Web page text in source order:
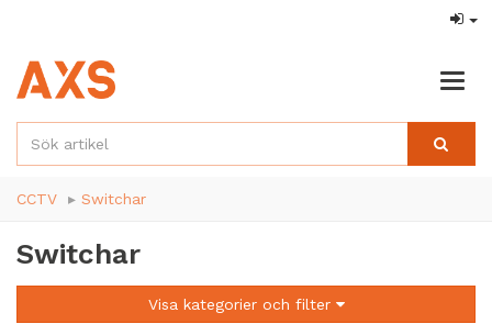
CCTV Switchar
Switchar
Visa kategorier och filter